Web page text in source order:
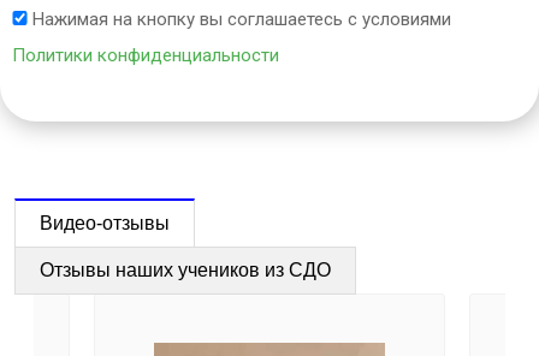
Нажимая на кнопку вы соглашаетесь с условиями
Политики конфиденциальности
Видео-отзывы
Отзывы наших учеников из СДО